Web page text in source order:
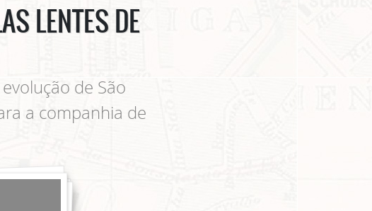
LENTES DE
de São
a companhia de